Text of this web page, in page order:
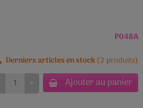
P048A
Derniers articles en stock(2 produits)
+ Ajouter au panier